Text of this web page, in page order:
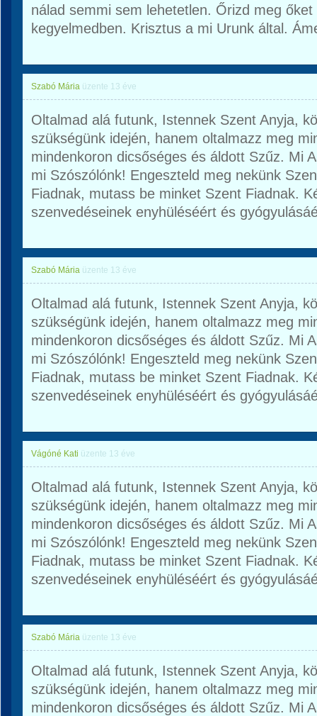
nálad semmi sem lehetetlen. Őrizd meg
kegyelmedben. Krisztus a mi Urunk által.
Szabó Mária üzente 13 éve
Oltalmad alá futunk, Istennek Szent Anyja,
szükségünk idején, hanem oltalmazz meg
mindenkoron dicsőséges és áldott Szűz. Mi
mi Szószólónk! Engeszteld meg nekünk
Fiadnak, mutass be minket Szent Fiadnak.
szenvedéseinek enyhüléséért és
Szabó Mária üzente 13 éve
Oltalmad alá futunk, Istennek Szent Anyja,
szükségünk idején, hanem oltalmazz meg
mindenkoron dicsőséges és áldott Szűz. Mi
mi Szószólónk! Engeszteld meg nekünk
Fiadnak, mutass be minket Szent Fiadnak.
szenvedéseinek enyhüléséért és
Vágóné Kati üzente 13 éve
Oltalmad alá futunk, Istennek Szent Anyja,
szükségünk idején, hanem oltalmazz meg
mindenkoron dicsőséges és áldott Szűz. Mi
mi Szószólónk! Engeszteld meg nekünk
Fiadnak, mutass be minket Szent Fiadnak.
szenvedéseinek enyhüléséért és
Szabó Mária üzente 13 éve
Oltalmad alá futunk, Istennek Szent Anyja,
szükségünk idején, hanem oltalmazz meg
mindenkoron dicsőséges és áldott Szűz. Mi